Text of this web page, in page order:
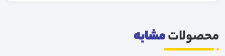
محصولاتمشابه